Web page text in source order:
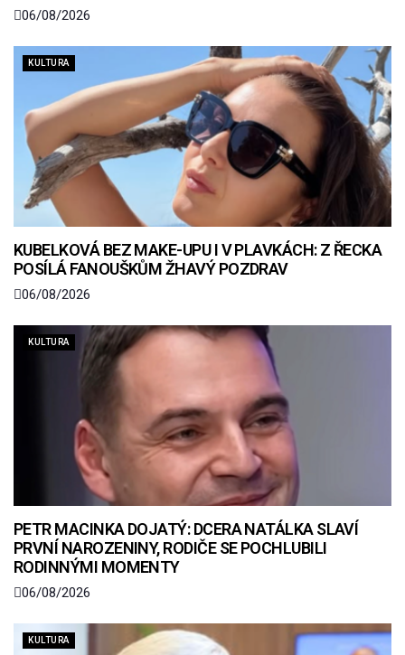
06/08/2026
KULTURA
KUBELKOVÁ BEZ MAKE-UPU I V PLAVKÁCH: Z ŘECKA
POSÍLÁ FANOUŠKŮM ŽHAVÝ POZDRAV
06/08/2026
KULTURA
PETR MACINKA DOJATÝ: DCERA NATÁLKA SLAVÍ
PRVNÍ NAROZENINY, RODIČE SE POCHLUBILI
RODINNÝMI MOMENTY
06/08/2026
KULTURA